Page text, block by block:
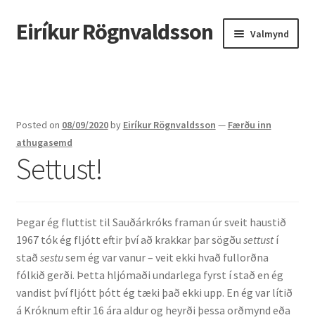
Fara
beint
Hoppa
yfir
Eiríkur Rögnvaldsson Valmynd
Ætt
Líf og starf
Myndir
Kennsla
Kennd námskeið
Posted on 08/09/2020by Eiríkur Rögnvaldsson — Færðu inn
athugasemd
Settust!
Þegar ég fluttist til Sauðárkróks framan úr sveit haustið
1967 tók ég fljótt eftir því að krakkar þar sögðu settustí
stað sestusem ég var vanur – veit ekki hvað fullorðna
fólkið gerði. Þetta hljómaði undarlega fyrst í stað en ég
vandist því fljótt þótt ég tæki það ekki upp. En ég var lítið
á Króknum eftir 16 ára aldur og heyrði þessa orðmynd eða